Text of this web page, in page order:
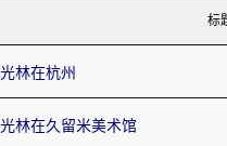
标
林在杭州
林在久留米美术馆